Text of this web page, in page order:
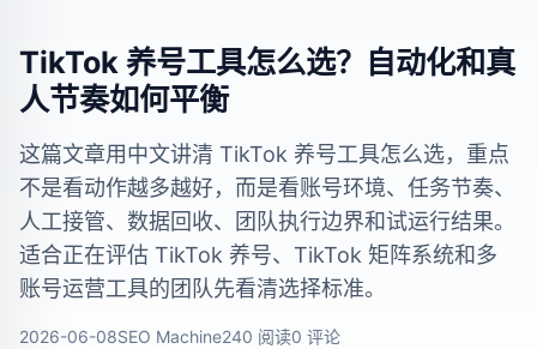
TikTok 养号工具怎么选？自动化和真
人节奏如何平衡
这篇文章用中文讲清 TikTok 养号工具怎么选，重点
不是看动作越多越好，而是看账号环境、任务节奏、
人工接管、数据回收、团队执行边界和试运行结果。
适合正在评估 TikTok 养号、TikTok 矩阵系统和多
账号运营工具的团队先看清选择标准。
2026-06-08SEO Machine240 阅读0 评论